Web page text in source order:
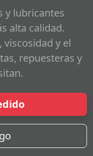
y lubricantes
alta calidad.
viscosidad y el
repuesteras y